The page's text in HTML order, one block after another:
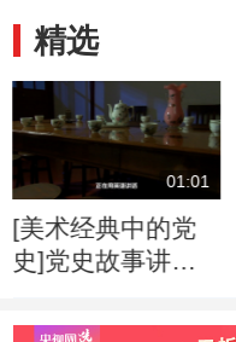
精选
01:01
[美术经典中的党
史]党史故事讲
为何从上海转移到